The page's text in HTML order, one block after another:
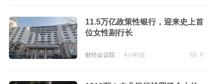
11.5万亿政策性银行，迎来史上首
位女性副行长
财经众议院 4小时前
0